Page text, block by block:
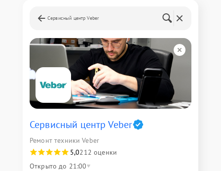
Сервисный центр Veber
Сервисный центр Veber
Ремонт техники Veber
5,0212 оценки
Открыто до 21:00